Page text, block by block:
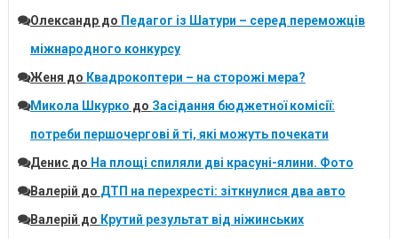
Олександрдо Педагог із Шатури – серед переможців
міжнародного конкурсу
Женя до Квадрокоптери – на сторожі мера?
Микола Шкурко до Засідання бюджетної комісії:
потреби першочергові й ті, які можуть почекати
Денисдо На площі спиляли дві красуні-ялини. Фото
Валерій до ДТП на перехресті: зіткнулися два авто
Валерій до Крутий результат від ніжинських